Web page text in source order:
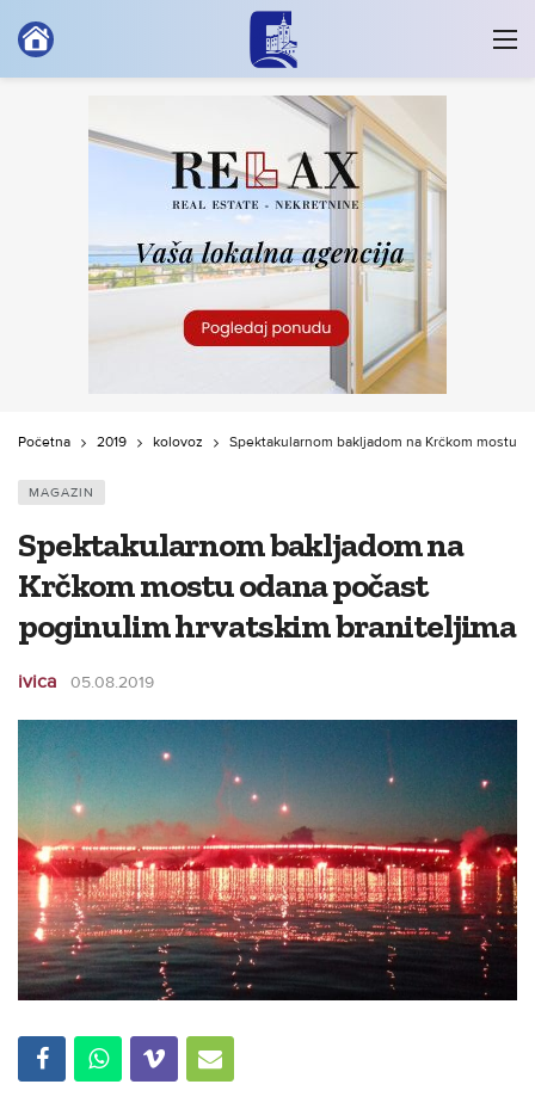
Početna 2019 kolovoz Spektakularnom bakljadom na Krčkom mostu
MAGAZIN
Spektakularnom bakljadom na
Krčkom mostu odana počast
poginulim hrvatskim braniteljima
ivica 05.08.2019